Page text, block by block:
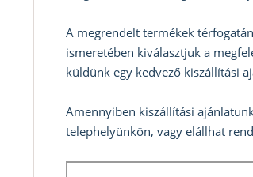
A megrendelt termékek
ismeretében kiválasztjuk a
küldünk egy kedvező kiszállítási
Amennyiben kiszállítási
telephelyünkön, vagy elállhat